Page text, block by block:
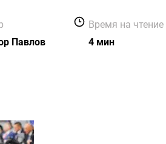
Павлов
Время на чтение
4 мин